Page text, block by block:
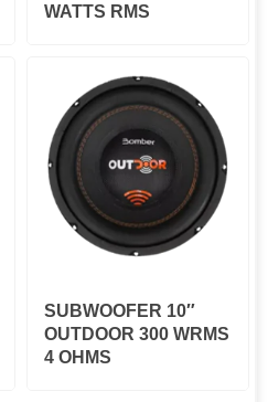
WATTS RMS
SUBWOOFER 10″
OUTDOOR 300 WRMS
4 OHMS